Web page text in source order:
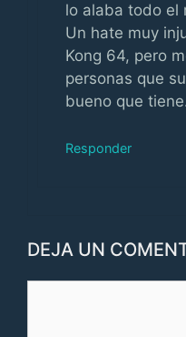
lo alaba todo el
Un hate muy
Kong 64, pero
personas que
bueno que
Responder
DEJA UN